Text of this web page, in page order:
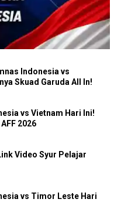
Indonesia vs
Skuad Garuda All In!
vs Vietnam Hari Ini!
2026
Video Syur Pelajar
vs Timor Leste Hari